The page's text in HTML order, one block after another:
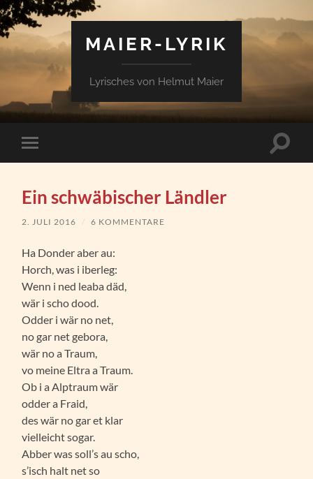
MAIER-LYRIK
Lyrisches von Helmut Maier
Mobile-
Menü
Ein schwäbischer Ländler
2. JULI 2016 / 6 KOMMENTARE
Ha Donder aber au:
Horch, was i iberleg:
Wenn i ned leaba däd,
wär i scho dood.
Odder i wär no net,
no gar net gebora,
wär no a Traum,
vo meine Eltra a Traum.
Ob i a Alptraum wär
odder a Fraid,
des wär no gar et klar
vielleicht sogar.
Abber was soll’s au scho,
s’isch halt net so